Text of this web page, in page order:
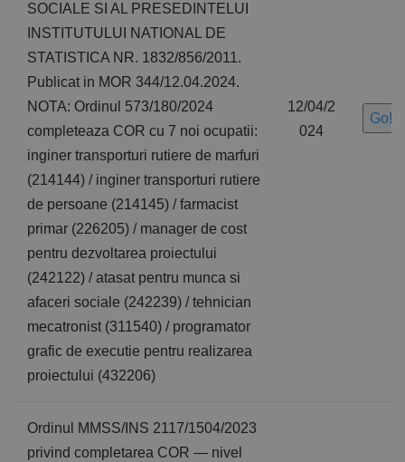
SOCIALE SI AL PRESEDINTELUI
INSTITUTULUI NATIONAL DE
STATISTICA NR. 1832/856/2011.
Publicat in MOR 344/12.04.2024.
NOTA: Ordinul 573/180/2024
completeaza COR cu 7 noi ocupatii:
inginer transporturi rutiere de marfuri
(214144) / inginer transporturi rutiere
de persoane (214145) / farmacist
primar (226205) / manager de cost
pentru dezvoltarea proiectului
(242122) / atasat pentru munca si
afaceri sociale (242239) / tehnician
mecatronist (311540) / programator
grafic de executie pentru realizarea
proiectului (432206)
12/04/2
024
Go!
Ordinul MMSS/INS 2117/1504/2023
privind completarea COR — nivel